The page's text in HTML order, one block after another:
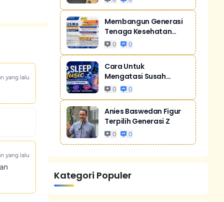
yang lalu
yang lalu
Membangun Generasi
Tenaga Kesehatan
Unggul Dan Men...
0 0
Cara Untuk
Mengatasi Susah
Tidur Akibat Stres
0 0
Anies Baswedan Figur
Terpilih Generasi Z
0 0
Kategori Populer